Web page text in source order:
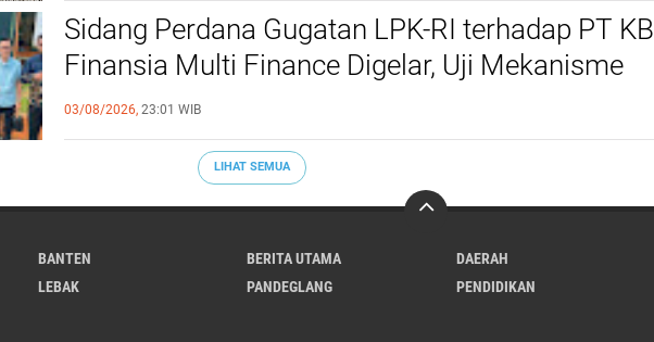
Sidang Perdana Gugatan LPK-RI terhadap PT KB
Finansia Multi Finance Digelar, Uji Mekanisme
Jaminan Fidusia Jadi Sorotan
03/08/2026, 23:01 WIB
LIHAT SEMUA
BANTEN BERITA UTAMA
DAERAH
LEBAK PANDEGLANG
PENDIDIKAN